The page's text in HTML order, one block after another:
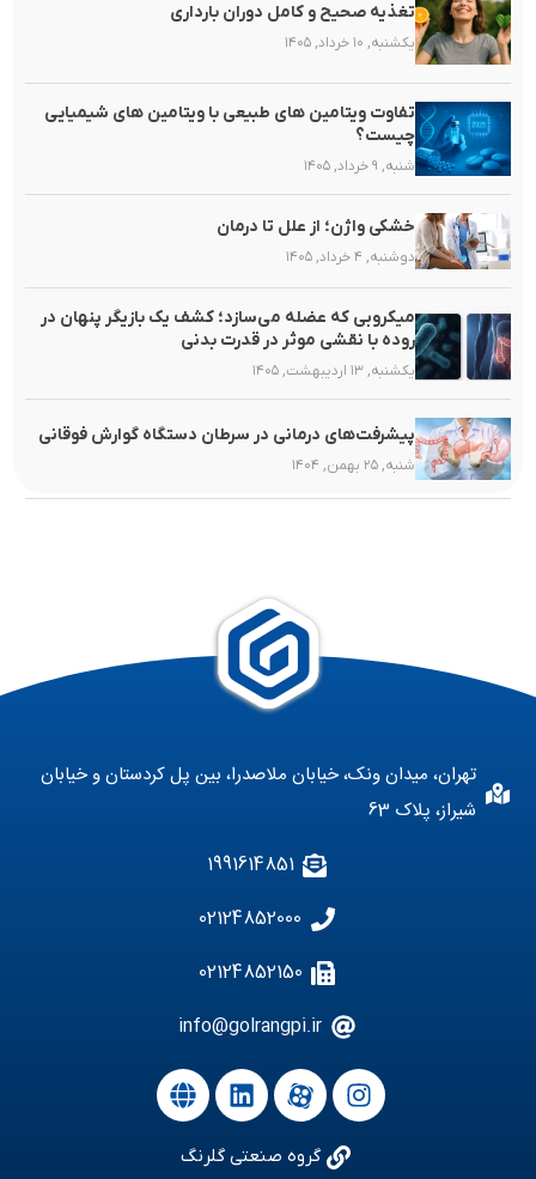
تغذیه صحیح و کامل دوران بارداری
یکشنبه, ۱۰ خرداد, ۱۴۰۵
تفاوت ویتامین های طبیعی با ویتامین های شیمیایی
چیست؟
شنبه, ۹ خرداد, ۱۴۰۵
خشکی واژن؛ از علل تا درمان
دوشنبه, ۴ خرداد, ۱۴۰۵
میکروبی که عضله می‌سازد؛ کشف یک بازیگر پنهان در
روده با نقشی موثر در قدرت بدنی
یکشنبه, ۱۳ اردیبهشت, ۱۴۰۵
پیشرفت‌های درمانی در سرطان دستگاه گوارش فوقانی
شنبه, ۲۵ بهمن, ۱۴۰۴
تهران، میدان ونک، خیابان ملاصدرا، بین پل کردستان و خیابان
شیراز، پلاک 63
1991614851
02124852000
02124852150
info@golrangpi.ir
گروه صنعتی گلرنگ